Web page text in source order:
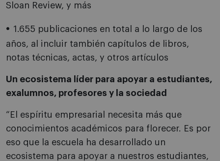
Sloan Review, y más
1.655 publicaciones en total a lo largo de los
años, al incluir también capítulos de libros,
notas técnicas, actas, y otros artículos
Un ecosistema líder para apoyar a estudiantes,
exalumnos, profesores y la sociedad
“El espíritu empresarial necesita más que
conocimientos académicos para florecer. Es por
eso que la escuela ha desarrollado un
ecosistema para apoyar a nuestros estudiantes,